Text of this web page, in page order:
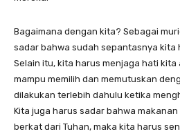
Bagaimana dengan kita? Sebagai
sadar bahwa sudah sepantasnya kita
Selain itu, kita harus menjaga hati
mampu memilih dan memutuskan
dilakukan terlebih dahulu ketika
Kita juga harus sadar bahwa
berkat dari Tuhan, maka kita harus